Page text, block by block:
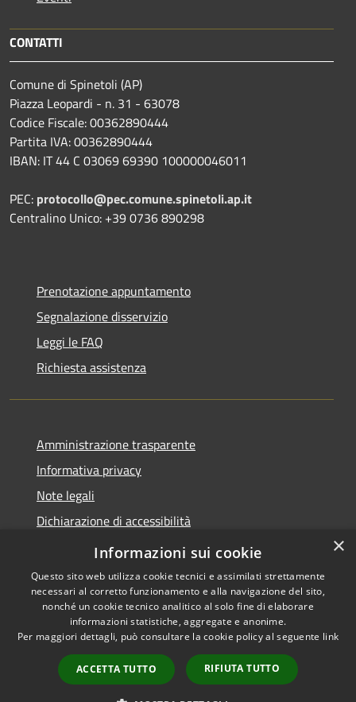
CONTATTI
Comune di Spinetoli (AP)
Piazza Leopardi - n. 31 - 63078
Codice Fiscale: 00362890444
Partita IVA: 00362890444
IBAN: IT 44 C 03069 69390 100000046011
PEC: protocollo@pec.comune.spinetoli.ap.it
Centralino Unico: +39 0736 890298
Prenotazione appuntamento
Segnalazione disservizio
Leggi le FAQ
Richiesta assistenza
Amministrazione trasparente
Informativa privacy
Note legali
Dichiarazione di accessibilità
Meccanismo di Feedback
Accessibilità
Copyright © 2026 • Comune di
Spinetoli • Powered by
Municipium•
Accesso
redazione
×
Informazioni sui cookie
Questo sito web utilizza cookie tecnici e assimilati strettamente
necessari al corretto funzionamento e alla navigazione del sito,
nonché un cookie tecnico analitico al solo fine di elaborare
informazioni statistiche, aggregate e anonime.
Per maggiori dettagli, può consultare la cookie policy al seguente link
ACCETTA TUTTO RIFIUTA TUTTO